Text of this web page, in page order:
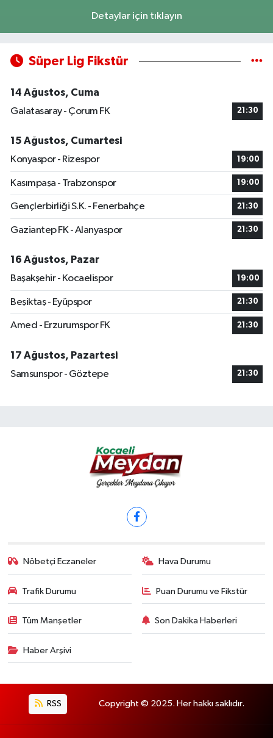
Detaylar için tıklayın
Süper Lig Fikstür
14 Ağustos, Cuma
Galatasaray - Çorum FK
21:30
15 Ağustos, Cumartesi
Konyaspor - Rizespor
19:00
Kasımpaşa - Trabzonspor 19:00
Gençlerbirliği S.K. - Fenerbahçe 21:30
Gaziantep FK - Alanyaspor 21:30
16 Ağustos, Pazar
Başakşehir - Kocaelispor
19:00
Beşiktaş - Eyüpspor 21:30
Amed - Erzurumspor FK 21:30
17 Ağustos, Pazartesi
Samsunspor - Göztepe
21:30
Nöbetçi Eczaneler Hava Durumu
Trafik Durumu Puan Durumu ve Fikstür
Tüm Manşetler Son Dakika Haberleri
Haber Arşivi
RSS Copyright © 2025. Her hakkı saklıdır.